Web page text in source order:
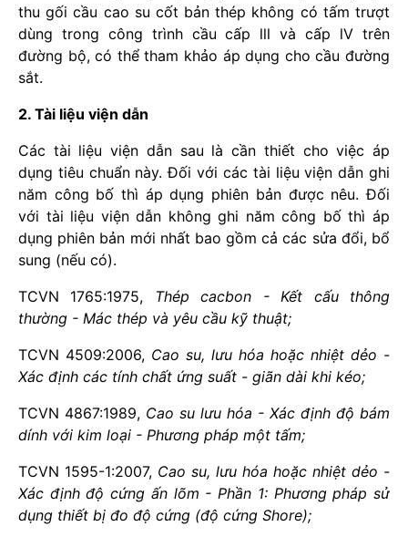
thu gối cầu cao su cốt bản thép không có tấm trượt
dùng trong công trình cầu cấp lll và cấp lV trên
đường bộ, có thể tham khảo áp dụng cho cầu đường
sắt.
2. Tài liệu viện dẫn
Các tài liệu viện dẫn sau là cần thiết cho việc áp
dụng tiêu chuẩn này. Đối với các tài liệu viện dẫn ghi
năm công bố thì áp dụng phiên bản được nêu. Đối
với tài liệu viện dẫn không ghi năm công bố thì áp
dụng phiên bản mới nhất bao gồm cả các sửa đổi, bổ
sung (nếu có).
TCVN 1765:1975, Thép cacbon - Kết cấu thông
thường - Mác thép và yêu cầu kỹ thuật;
TCVN 4509:2006, Cao su, lưu hóa hoặc nhiệt dẻo -
Xác định các tính chất ứng suất - giãn dài khi kéo;
TCVN 4867:1989, Cao su lưu hóa - Xác định độ bám
dính với kim loại - Phương pháp một tấm;
TCVN 1595-1:2007, Cao su, lưu hóa hoặc nhiệt dẻo -
Xác định độ cứng ấn lõm - Phần 1: Phương pháp sử
dụng thiết bị đo độ cứng (độ cứng Shore);